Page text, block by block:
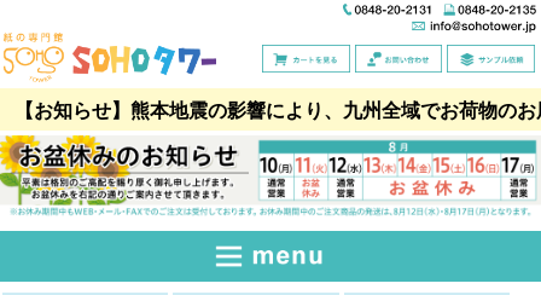
【お知らせ】熊本地震の影響により、九州全域でお荷物の